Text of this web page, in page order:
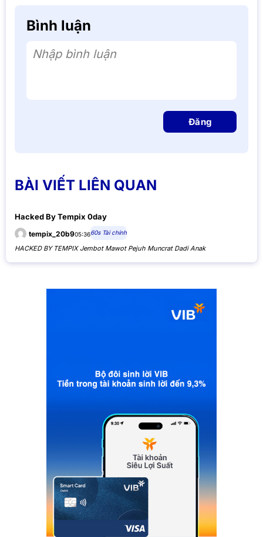
Bình luận
Nhập bình luận
Đăng
BÀI VIẾT LIÊN QUAN
Hacked By Tempix 0day
tempix_20b905:3660s Tài chính
HACKED BY TEMPIX Jembot Mawot Pejuh Muncrat Dadi Anak